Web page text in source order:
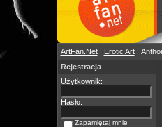
ArtFan.Net| Erotic Art|
Rejestracja
Użytkownik:
Hasło:
Zapamiętaj mnie